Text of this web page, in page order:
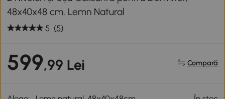
48x40x48 cm, Lemn Natural
5 (5)
599,99 Lei Compară